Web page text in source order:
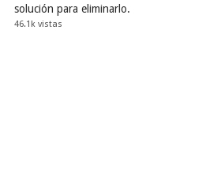
solución para eliminarlo.
46.1k vistas